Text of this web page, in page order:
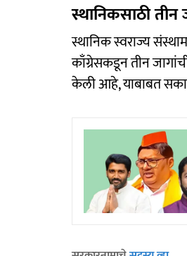
स्थानिकसाठी तीन
स्थानिक स्वराज्य
काँग्रेसकडून तीन
केली आहे, याबाबत